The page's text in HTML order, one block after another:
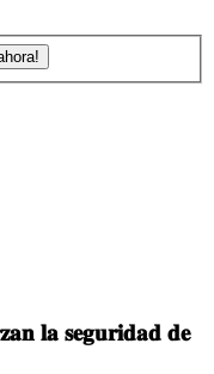
𝐥𝐚 𝐬𝐞𝐠𝐮𝐫𝐢𝐝𝐚𝐝 𝐝𝐞